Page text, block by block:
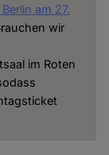
am 27.
wir
im Roten